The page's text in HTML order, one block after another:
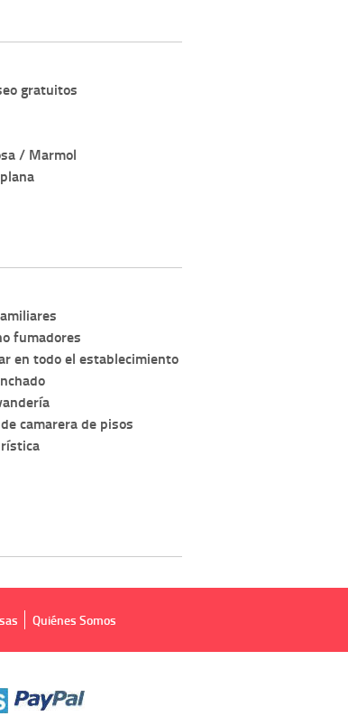
gratuitos
/ Marmol
fumadores
en todo el establecimiento
camarera de pisos
Quiénes Somos